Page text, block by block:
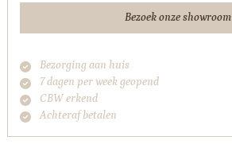
Bezoek onze showroom
Bezorging aan huis
7 dagen per week geopend
CBW erkend
Achteraf betalen